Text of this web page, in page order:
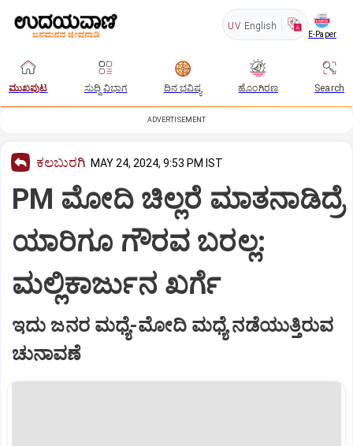
UV English
E-Paper
ಮುಖಪುಟ ಸುದ್ದಿ ವಿಭಾಗ ದಿನ ಭವಿಷ್ಯ ಹೊಂಗಿರಣ Search
ADVERTISEMENT
ಕಲಬುರಗಿ MAY 24, 2024, 9:53 PM IST
PM ಮೋದಿ ಚಿಲ್ಲರೆ ಮಾತನಾಡಿದ್ರೆ
ಯಾರಿಗೂ ಗೌರವ ಬರಲ್ಲ:
ಮಲ್ಲಿಕಾರ್ಜುನ ಖರ್ಗೆ
ಇದು ಜನರ ಮಧ್ಯೆ-ಮೋದಿ ಮಧ್ಯೆ ನಡೆಯುತ್ತಿರುವ
ಚುನಾವಣೆ